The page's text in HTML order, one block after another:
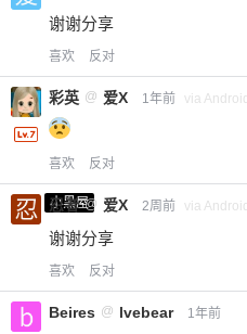
谢谢分享
喜欢 反对
彩英 @ 爱X 1年前 via Android
喜欢 反对
小黑屋
忍者 @ 爱X 2周前 via Android
谢谢分享
喜欢 反对
Beires @ lvebear 1年前